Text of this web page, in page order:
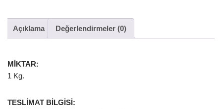
Açıklama Değerlendirmeler (0)
MİKTAR:
1 Kg.
TESLİMAT BİLGİSİ: